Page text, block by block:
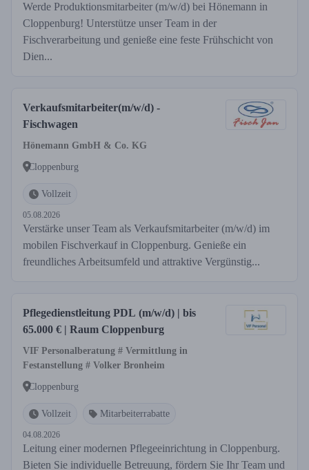
Werde Produktionsmitarbeiter (m/w/d) bei Hönemann in
Cloppenburg! Unterstütze unser Team in der
Fischverarbeitung und genieße eine feste Frühschicht von
Dien...
Verkaufsmitarbeiter(m/w/d) -
Fischwagen
Hönemann GmbH & Co. KG
Cloppenburg
Vollzeit
05.08.2026
Verstärke unser Team als Verkaufsmitarbeiter (m/w/d) im
mobilen Fischverkauf in Cloppenburg. Genieße ein
freundliches Arbeitsumfeld und attraktive Vergünstig...
Pflegedienstleitung PDL (m/w/d) | bis
65.000 € | Raum Cloppenburg
VIF Personalberatung # Vermittlung in
Festanstellung # Volker Bronheim
Cloppenburg
Vollzeit Mitarbeiterrabatte
04.08.2026
Leitung einer modernen Pflegeeinrichtung in Cloppenburg.
Bieten Sie individuelle Betreuung, fördern Sie Ihr Team und